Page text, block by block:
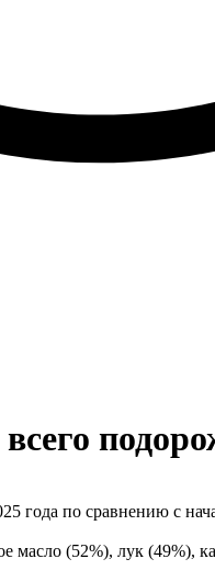
по сравнению с
(52%), лук (49%),